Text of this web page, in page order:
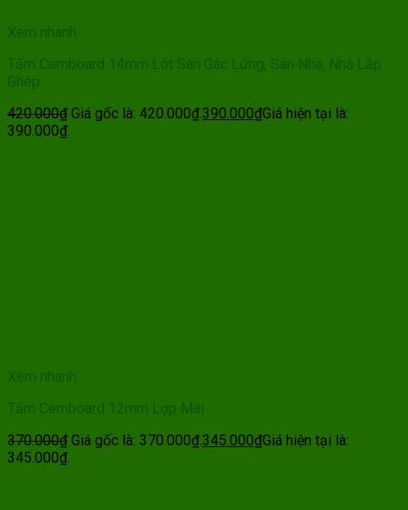
Xem nhanh
Tấm Cemboard 14mm Lót Sàn Gác Lửng, Sàn Nhẹ, Nhà Lắp
Ghép
420.000₫ Giá gốc là: 420.000₫.390.000₫Giá hiện tại là:
390.000₫.
Xem nhanh
Tấm Cemboard 12mm Lợp Mái
370.000₫ Giá gốc là: 370.000₫.345.000₫Giá hiện tại là:
345.000₫.